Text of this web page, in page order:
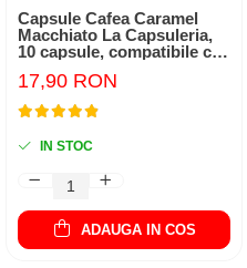
Capsule Cafea Caramel
Macchiato La Capsuleria,
10 capsule, compatibile cu
17,90 RON
IN STOC
ADAUGA IN COS